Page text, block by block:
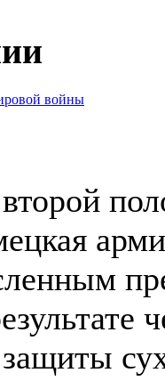
войны